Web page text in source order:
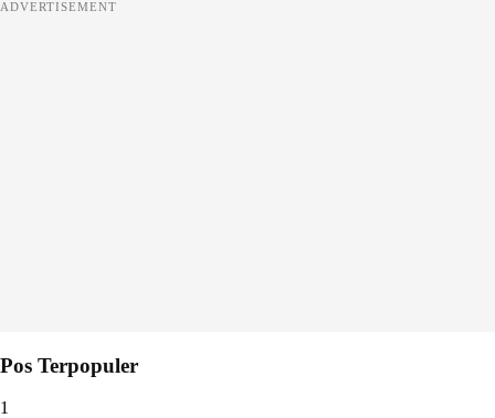
ADVERTISEMENT
Pos Terpopuler
1